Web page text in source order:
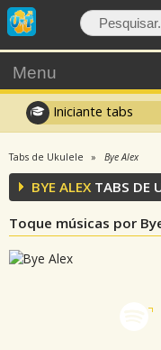
Menu
Iniciante tabs
Tabs de Ukulele Bye Alex
BYE ALEX TABS DE
Toque músicas por